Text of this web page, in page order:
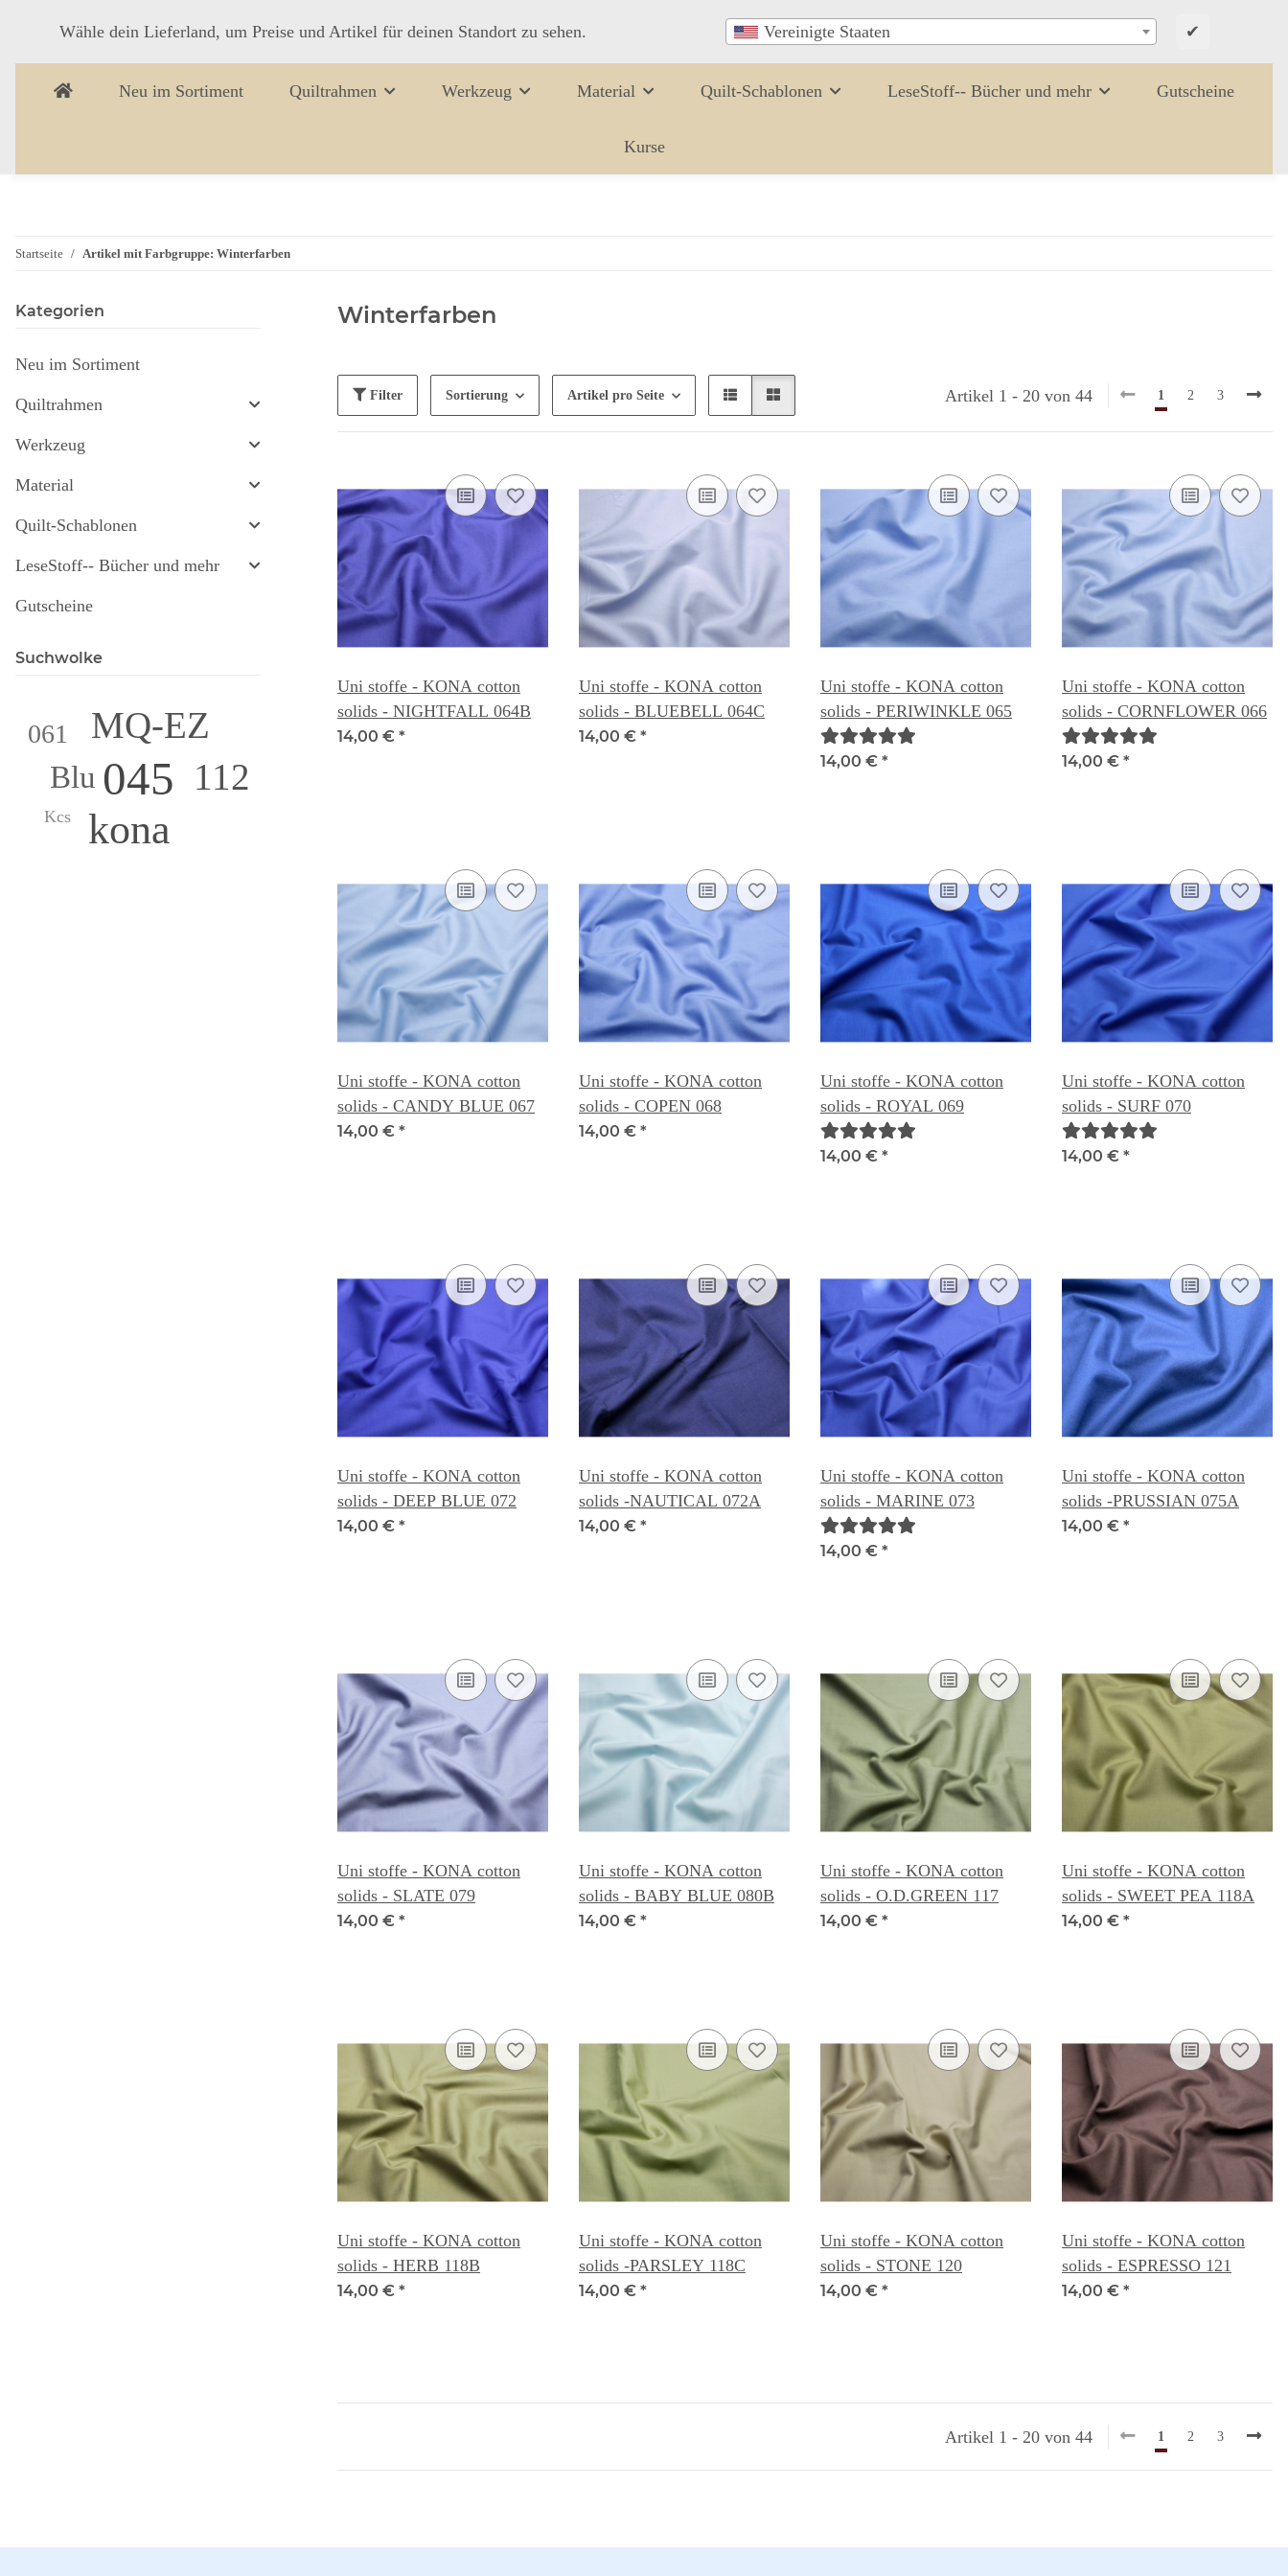
Wähle dein Lieferland, um Preise und Artikel für deinen Standort zu sehen. Vereinigte Staaten ✔
Neu im Sortiment Quiltrahmen Werkzeug Material Quilt-Schablonen LeseStoff-- Bücher und mehr Gutscheine
Kurse
Startseite Artikel mit Farbgruppe: Winterfarben
Winterfarben
Filter Sortierung Artikel pro Seite Artikel 1 - 20 von 44 1 2 3
Uni stoffe - KONA cotton
solids - NIGHTFALL 064B
14,00 € *
Uni stoffe - KONA cotton
solids - BLUEBELL 064C
14,00 € *
Uni stoffe - KONA cotton
solids - PERIWINKLE 065
14,00 € *
Uni stoffe - KONA cotton
solids - CORNFLOWER 066
14,00 € *
Uni stoffe - KONA cotton
solids - CANDY BLUE 067
14,00 € *
Uni stoffe - KONA cotton
solids - COPEN 068
14,00 € *
Uni stoffe - KONA cotton
solids - ROYAL 069
14,00 € *
Uni stoffe - KONA cotton
solids - SURF 070
14,00 € *
Uni stoffe - KONA cotton
solids - DEEP BLUE 072
14,00 € *
Uni stoffe - KONA cotton
solids -NAUTICAL 072A
14,00 € *
Uni stoffe - KONA cotton
solids - MARINE 073
14,00 € *
Uni stoffe - KONA cotton
solids -PRUSSIAN 075A
14,00 € *
Uni stoffe - KONA cotton
solids - SLATE 079
14,00 € *
Uni stoffe - KONA cotton
solids - BABY BLUE 080B
14,00 € *
Uni stoffe - KONA cotton
solids - O.D.GREEN 117
14,00 € *
Uni stoffe - KONA cotton
solids - SWEET PEA 118A
14,00 € *
Uni stoffe - KONA cotton
solids - HERB 118B
14,00 € *
Uni stoffe - KONA cotton
solids -PARSLEY 118C
14,00 € *
Uni stoffe - KONA cotton
solids - STONE 120
14,00 € *
Uni stoffe - KONA cotton
solids - ESPRESSO 121
14,00 € *
Artikel 1 - 20 von 44 1 2 3
Kategorien
Neu im Sortiment
Quiltrahmen
Werkzeug
Material
Quilt-Schablonen
LeseStoff-- Bücher und mehr
Gutscheine
Suchwolke
045
kona
MQ-EZ
112
Blu
061
Kcs